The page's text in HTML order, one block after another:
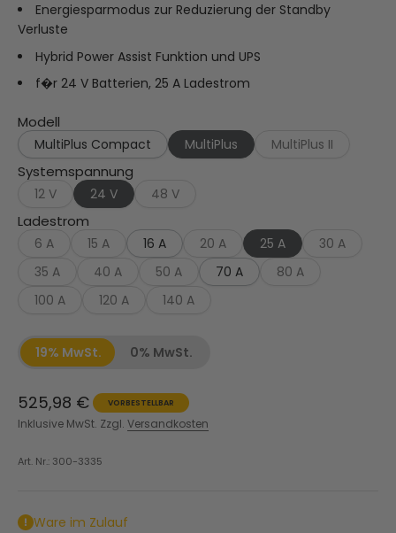
Energiesparmodus zur Reduzierung der Standby
Verluste
Hybrid Power Assist Funktion und UPS
f�r 24 V Batterien, 25 A Ladestrom
Modell
MultiPlus Compact MultiPlus MultiPlus II
Systemspannung
12 V 24 V 48 V
Ladestrom
6 A 15 A 16 A 20 A 25 A
30 A
35 A
40 A 50 A 70 A
80 A
100 A
120 A 140 A
19% MwSt. 0% MwSt.
Angebot
525,98 € VORBESTELLBAR
Inklusive MwSt. Zzgl. Versandkosten
Art. Nr.: 300-3335
Ware im Zulauf